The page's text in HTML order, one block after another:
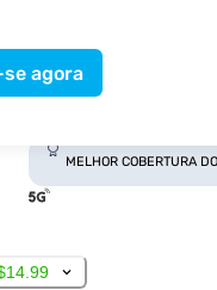
agora
MELHOR COBERTURA